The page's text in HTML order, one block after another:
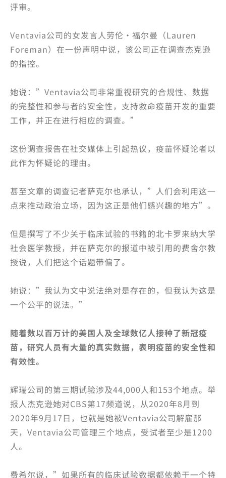
评审。
Ventavia公司的女发言人劳伦·福尔曼（Lauren
Foreman）在一份声明中说，该公司正在调查杰克逊
的指控。
她说：”Ventavia公司非常重视研究的合规性、数据
的完整性和参与者的安全性，支持救命疫苗开发的重要
工作，并正在进行相应的调查。”
这份调查报告在社交媒体上引起热议，疫苗怀疑论者以
此作为怀疑论的理由。
甚至文章的调查记者萨克尔也承认，”人们会利用这一
点来推动政治立场，因为这正是他们感兴趣的地方”。
但是撰写了不少关于临床试验的书籍的北卡罗来纳大学
社会医学教授，并在萨克尔的报道中被引用的费舍尔教
授说，人们把这个话题带偏了。
她说：”我认为文中说法绝对是存在的，但我认为这是
一个公平的说法。”
随着数以百万计的美国人及全球数亿人接种了新冠疫
苗，研究人员有大量的真实数据，表明疫苗的安全性和
有效性。
辉瑞公司的第三期试验涉及44,000人和153个地点。举
报人杰克逊她对CBS第17频道说，从2020年8月到
2020年9月17日，也就是她被Ventavia公司解雇那
天，Ventavia公司管理三个地点，受试者至少是1200
人。
费希尔说，”如果所有的临床试验数据都依赖于一个特